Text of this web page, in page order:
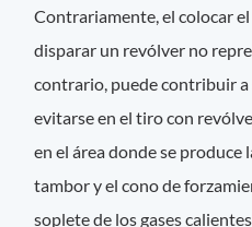
Contrariamente, el colocar
disparar un revólver no
contrario, puede contribuir a
evitarse en el tiro con
en el área donde se produce
tambor y el cono de
soplete de los gases